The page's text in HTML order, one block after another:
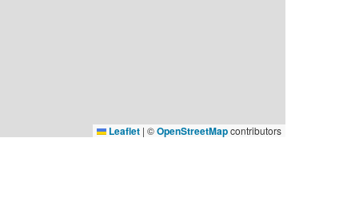
Leaflet | ©OpenStreetMapcontributors